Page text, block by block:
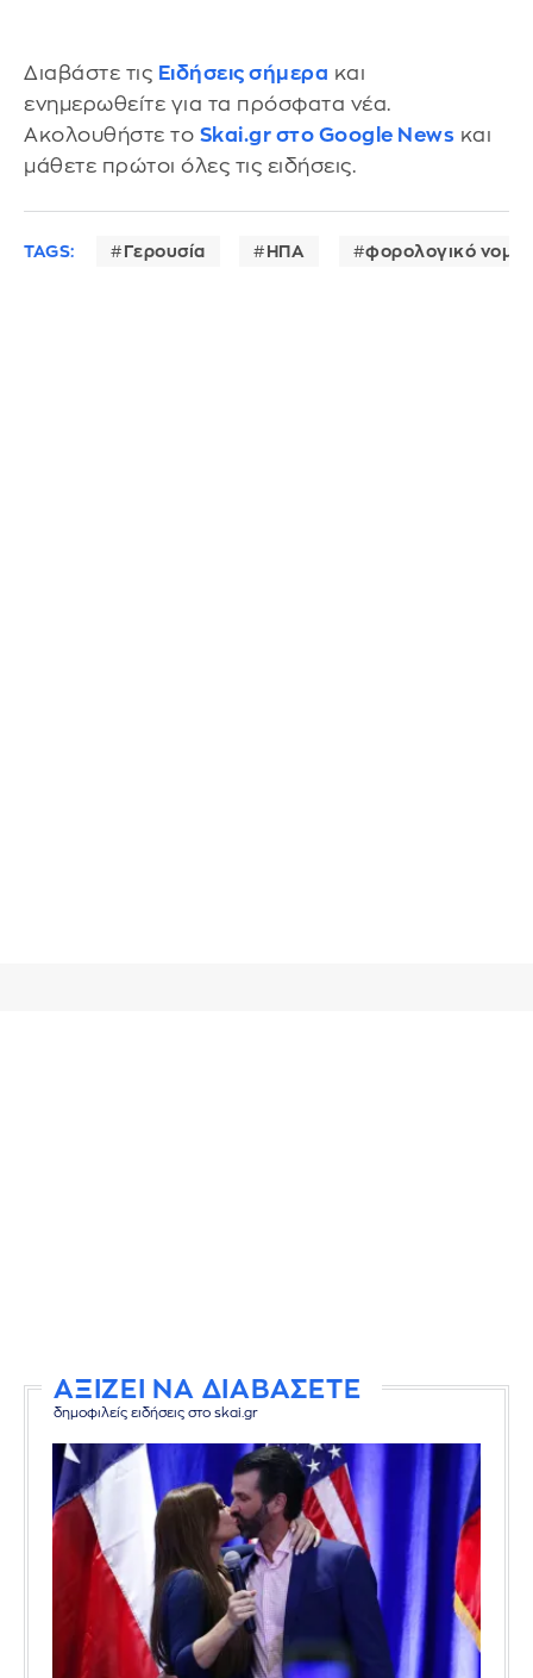
Διαβάστε τις Ειδήσεις σήμερα και
ενημερωθείτε για τα πρόσφατα νέα.
Ακολουθήστε το Skai.gr στο Google News και
μάθετε πρώτοι όλες τις ειδήσεις.
TAGS: Γερουσία ΗΠΑ φορολογικό
ΑΞΙΖΕΙ ΝΑ ΔΙΑΒΑΣΕΤΕ
δημοφιλείς ειδήσεις στο skai.gr